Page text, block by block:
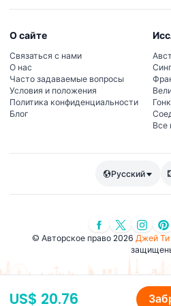
US$ 20.76
О сайте
Связаться с нами
О нас
Часто задаваемые вопросы
Условия и положения
Политика конфиденциальности
Блог
Все
Русский
© Авторское право 2026 Джей Ти